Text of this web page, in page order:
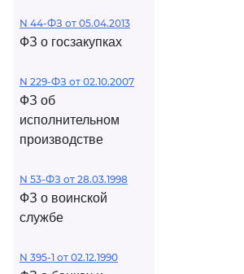
N 44-ФЗ от 05.04.2013
ФЗ о госзакупках
N 229-ФЗ от 02.10.2007
ФЗ об
исполнительном
производстве
N 53-ФЗ от 28.03.1998
ФЗ о воинской
службе
N 395-1 от 02.12.1990